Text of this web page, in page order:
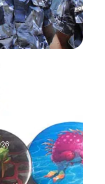
Monster,
de la